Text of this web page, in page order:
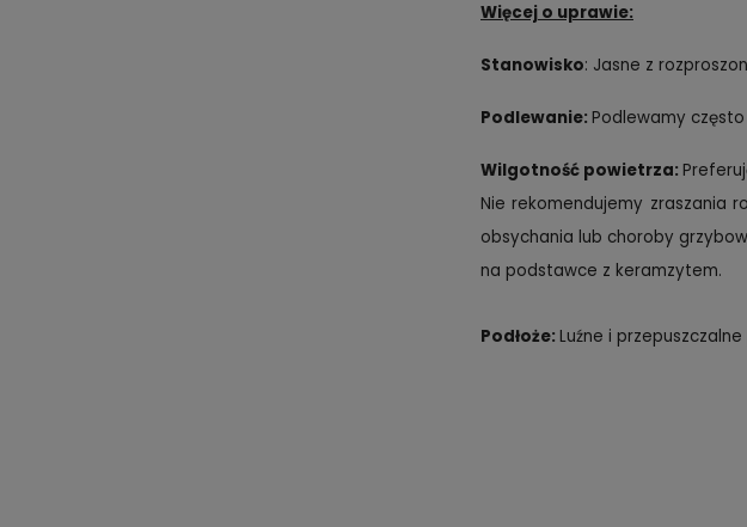
Więcej o uprawie:
Stanowisko: Jasne z
Podlewanie: Podlewamy
Wilgotność powietrza:
Nie rekomendujemy zraszania
obsychania lub choroby
na podstawce z keramzytem.
Podłoże: Luźne i